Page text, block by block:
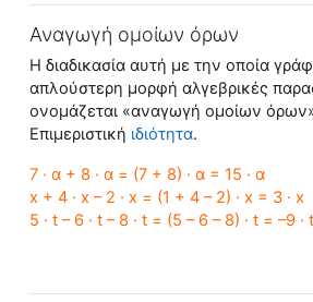
Αναγωγή ομοίων όρων
Η διαδικασία αυτή με την οποία
απλούστερη μορφή αλγεβρικές
ονομάζεται «αναγωγή ομοίων όρω
Eπιμεριστική ιδιότητα.
7 · α + 8 · α = (7 + 8) · α = 15 · α
x + 4 · x – 2 · x = (1 + 4 – 2) · x = 3 · x
5 · t – 6 · t – 8 · t = (5 – 6 – 8) · t = –9 · t